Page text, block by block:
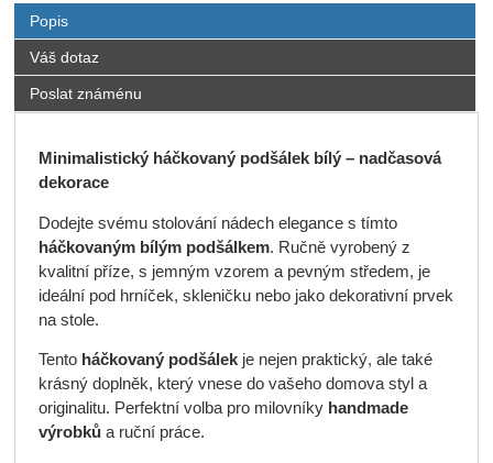
Popis
Váš dotaz
Poslat známénu
Minimalistický háčkovaný podšálek bílý – nadčasová
dekorace
Dodejte svému stolování nádech elegance s tímto
háčkovaným bílým podšálkem. Ručně vyrobený z
kvalitní příze, s jemným vzorem a pevným středem, je
ideální pod hrníček, skleničku nebo jako dekorativní prvek
na stole.
Tento háčkovaný podšálekje nejen praktický, ale také
krásný doplněk, který vnese do vašeho domova styl a
originalitu. Perfektní volba pro milovníky handmade
výrobkůa ruční práce.